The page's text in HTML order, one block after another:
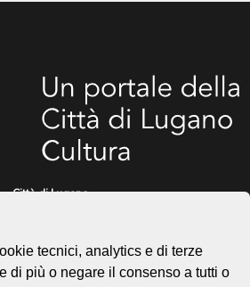
Città di Lugano
Carlo Cattaneo 1
tecnici, analytics e di terze
di più o negare il consenso a tutti o